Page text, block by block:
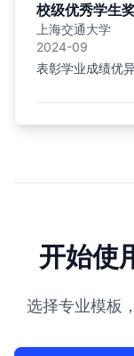
校级优秀学生
上海交通大学
2024-09
表彰学业成绩优
开始使
选择专业模板